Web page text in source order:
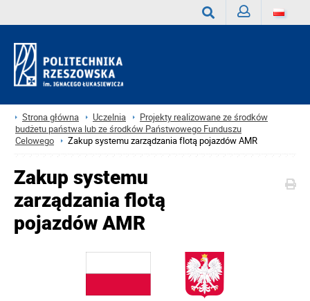
Strona główna Uczelnia
Projekty realizowane ze środków
budżetu państwa lub ze środków Państwowego Funduszu
Celowego
Zakup systemu zarządzania flotą pojazdów AMR
Zakup systemu
zarządzania flotą
pojazdów AMR